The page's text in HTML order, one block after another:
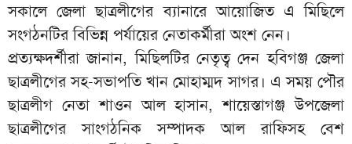
সকালে জেলা ছাত্রলীগের ব্যানারে আয়োজিত এ মিছিলে
সংগঠনটির বিভিন্ন পর্যায়ের নেতাকর্মীরা অংশ নেন।
প্রত্যক্ষদর্শীরা জানান, মিছিলটির নেতৃত্ব দেন হবিগঞ্জ জেলা
ছাত্রলীগের সহ-সভাপতি খান মোহাম্মদ সাগর। এ সময় পৌর
ছাত্রলীগ নেতা শাওন আল হাসান, শায়েস্তাগঞ্জ উপজেলা
ছাত্রলীগের সাংগঠনিক সম্পাদক আল রাফিসহ বেশ